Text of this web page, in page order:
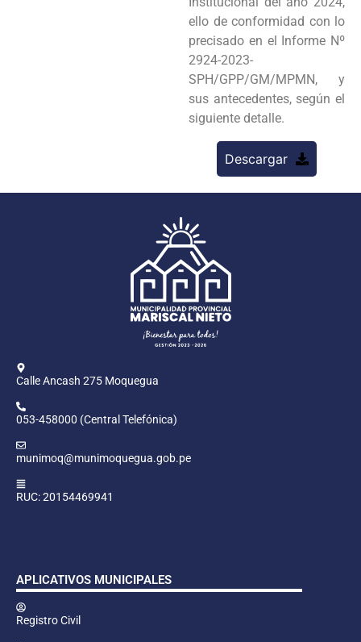
ello de conformidad con lo
precisado en el Informe Nº
2924-2023-
SPH/GPP/GM/MPMN, y
sus antecedentes, según el
siguiente detalle.
Descargar
Calle Ancash 275 Moquegua
053-458000 (Central Telefónica)
munimoq@munimoquegua.gob.pe
RUC: 20154469941
APLICATIVOS MUNICIPALES
Registro Civil